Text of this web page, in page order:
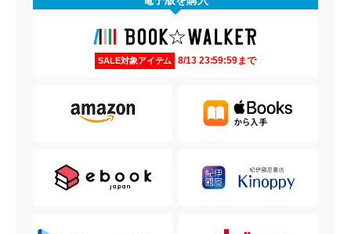
SALE対象アイテム 8/13 23:59:59まで